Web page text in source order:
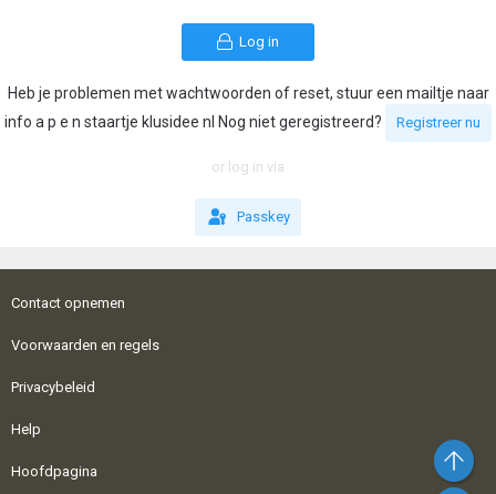
Log in
Heb je problemen met wachtwoorden of reset, stuur een mailtje naar
info a p e n staartje klusidee nl Nog niet geregistreerd?
Registreer nu
or log in via
Passkey
Contact opnemen
Voorwaarden en regels
Privacybeleid
Help
Hoofdpagina